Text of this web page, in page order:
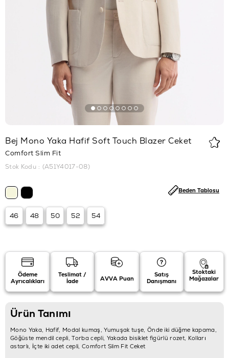
Bej Mono Yaka Hafif Soft Touch Blazer Ceket
Comfort Slim Fit
Stok Kodu (A51Y4017-08)
46 48 50 52 54
Beden Tablosu
Ödeme
Ayrıcalıkları
Teslimat /
İade
AVVA Puan
Satış
Danışmanı
Stoktaki
Mağazalar
Ürün Tanımı
Mono Yaka, Hafif, Modal kumaş, Yumuşak tuşe, Önde iki düğme kapama,
Göğüste mendil cepli, Torba cepli, Yakada bisiklet figürlü rozet, Kolları
astarlı, İçte iki adet cepli, Comfort Slim Fit Ceket